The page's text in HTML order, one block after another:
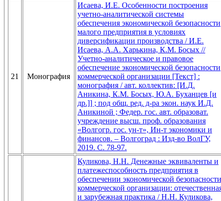
21 Монография
Исаева, И.Е. Особенности построения
учетно-аналитической системы
обеспечения экономической безопасности
малого предприятия в условиях
диверсификации производства / И.Е.
Исаева, А.А. Харькина, К.М. Босых //
Учетно-аналитическое и правовое
обеспечение экономической безопасности
коммерческой организации [Текст] :
монография / авт. коллектив: [И.Д.
Аникина, К.М. Босых, Ю.А. Буханцев [и
др.]] ; под общ. ред. д-ра экон. наук И.Д.
Аникиной ; Федер. гос. авт. образоват.
учреждение высш. проф. образования
«Волгогр. гос. ун-т», Ин-т экономики и
финансов. – Волгоград : Изд-во ВолГУ,
2019. С. 78-97.
Куликова, Н.Н. Денежные эквиваленты и
платежеспособность предприятия в
обеспечении экономической безопасности
коммерческой организации:
и зарубежная практика / Н.Н. Куликова,